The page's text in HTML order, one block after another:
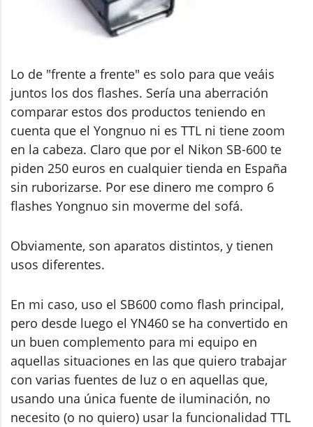
Lo de "frente a frente" es solo para que veáis
juntos los dos flashes. Sería una aberración
comparar estos dos productos teniendo en
cuenta que el Yongnuo ni es TTL ni tiene zoom
en la cabeza. Claro que por el Nikon SB-600 te
piden 250 euros en cualquier tienda en España
sin ruborizarse. Por ese dinero me compro 6
flashes Yongnuo sin moverme del sofá.
Obviamente, son aparatos distintos, y tienen
usos diferentes.
En mi caso, uso el SB600 como flash principal,
pero desde luego el YN460 se ha convertido en
un buen complemento para mi equipo en
aquellas situaciones en las que quiero trabajar
con varias fuentes de luz o en aquellas que,
usando una única fuente de iluminación, no
necesito (o no quiero) usar la funcionalidad TTL